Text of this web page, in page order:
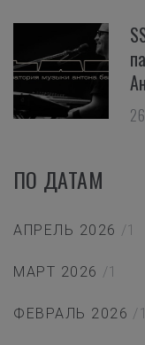
ПО ДАТАМ
АПРЕЛЬ 2026 /1
МАРТ 2026 /1
ФЕВРАЛЬ 2026 /1